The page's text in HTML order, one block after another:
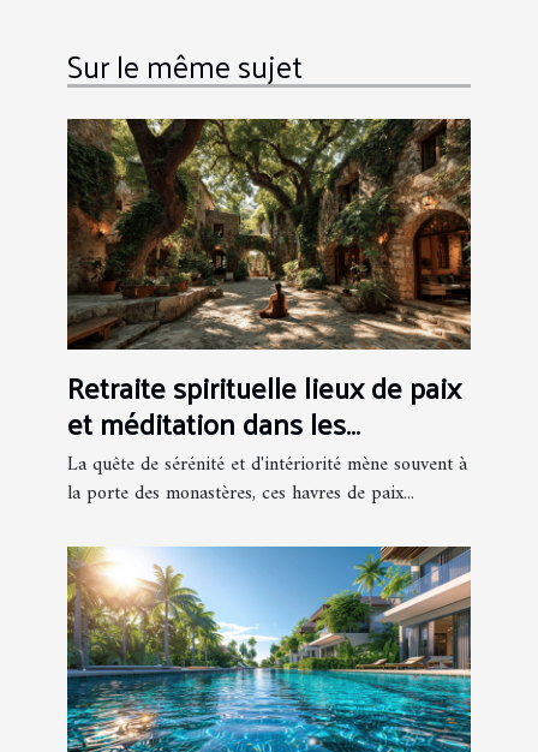
Sur le même sujet
Retraite spirituelle lieux de paix
et méditation dans les
monastères de France
La quête de sérénité et d'intériorité mène souvent à
la porte des monastères, ces havres de paix...